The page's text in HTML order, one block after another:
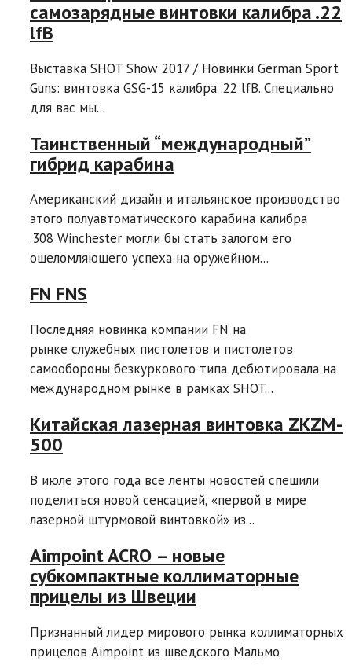
самозарядные винтовки калибра .22
lfB
Выставка SHOT Show 2017 / Новинки German Sport
Guns: винтовка GSG-15 калибра .22 lfB. Специально
для вас мы...
Таинственный “международный”
гибрид карабина
Американский дизайн и итальянское производство
этого полуавтоматического карабина калибра
.308 Winchester могли бы стать залогом его
ошеломляющего успеха на оружейном...
FN FNS
Последняя новинка компании FN на
рынке служебных пистолетов и пистолетов
самообороны безкуркового типа дебютировала на
международном рынке в рамках SHOT...
Китайская лазерная винтовка ZKZM-
500
В июле этого года все ленты новостей спешили
поделиться новой сенсацией, «первой в мире
лазерной штурмовой винтовкой» из...
Aimpoint ACRO – новые
субкомпактные коллиматорные
прицелы из Швеции
Признанный лидер мирового рынка коллиматорных
прицелов Aimpoint из шведского Мальмо